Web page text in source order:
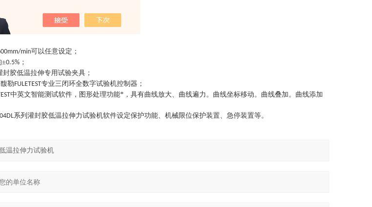
±1%/
；
min可以任意设定 ；
±0.5% ；
封胶低温拉伸专用试验夹具 ；
馥勒FULETEST专业三闭环全数字试验机控制器 ；
中英文智能测试软件，图形处理功能*，具有曲线放大、曲线遍力。曲线坐标移动。曲线叠加。曲线添加
系列 灌封胶低温拉伸力试验机软件设定保护功能、机械限位保护装置、急停装置等。